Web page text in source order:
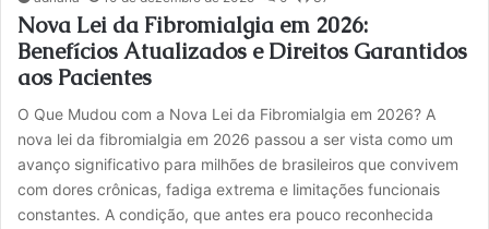
Nova Lei da Fibromialgia em 2026:
Benefícios Atualizados e Direitos Garantidos
aos Pacientes
O Que Mudou com a Nova Lei da Fibromialgia em 2026? A
nova lei da fibromialgia em 2026 passou a ser vista como um
avanço significativo para milhões de brasileiros que convivem
com dores crônicas, fadiga extrema e limitações funcionais
constantes. A condição, que antes era pouco reconhecida